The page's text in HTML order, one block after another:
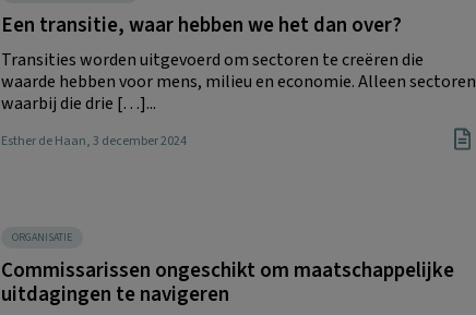
Een transitie, waar hebben we het dan over?
Transities worden uitgevoerd om sectoren te creëren die
waarde hebben voor mens, milieu en economie. Alleen sectoren
waarbij die drie […]...
Esther de Haan, 3 december 2024
ORGANISATIE
Commissarissen ongeschikt om maatschappelijke
uitdagingen te navigeren